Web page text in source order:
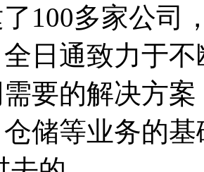
100多家公司
日通致力于
要的解决方
储等业务的